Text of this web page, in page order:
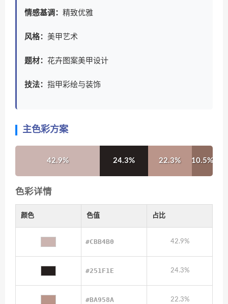
情感基调： 精致优雅
风格： 美甲艺术
题材： 花卉图案美甲设计
技法： 指甲彩绘与装饰
主色彩方案
42.9% 24.3% 22.3% 10.5%
色彩详情
颜色 色值 占比
#CBB4B0 42.9%
#251F1E 24.3%
#BA958A 22.3%